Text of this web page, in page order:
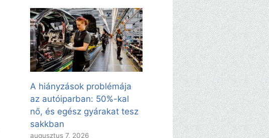
A hiányzások problémája
az autóiparban: 50%-kal
nő, és egész gyárakat tesz
sakkban
augusztus 7, 2026